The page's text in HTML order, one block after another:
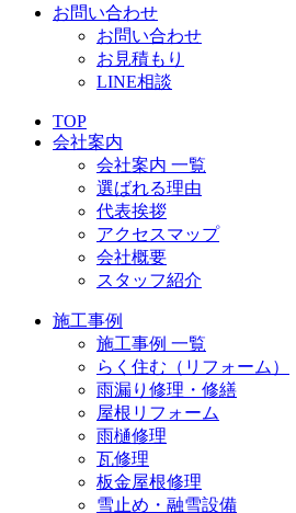
お問い合わせ
お問い合わせ
お見積もり
LINE相談
TOP
会社案内
会社案内 一覧
選ばれる理由
代表挨拶
アクセスマップ
会社概要
スタッフ紹介
施工事例
施工事例 一覧
らく住む（リフォーム）
雨漏り修理・修繕
屋根リフォーム
雨樋修理
瓦修理
板金屋根修理
雪止め・融雪設備